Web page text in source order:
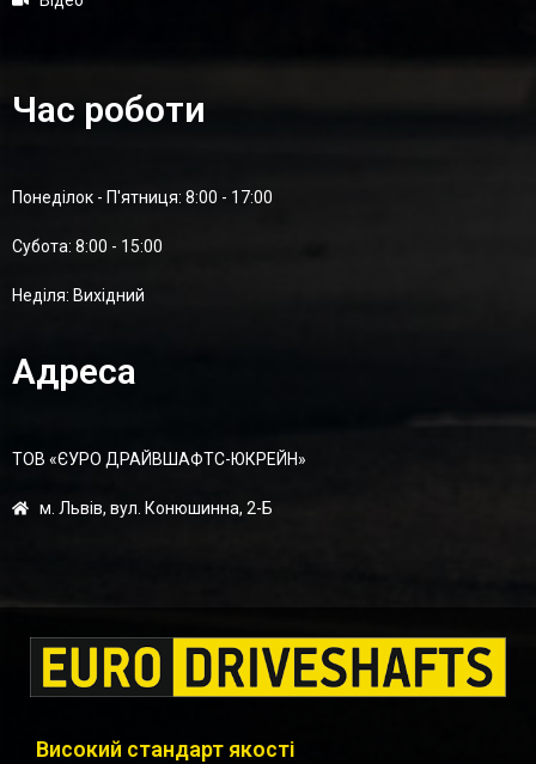
Час роботи
Понеділок - П'ятниця: 8:00 - 17:00
Суботa: 8:00 - 15:00
Неділя: Вихідний
Адреса
ТОВ «ЄУРО ДРАЙВШАФТC-ЮКРЕЙН»
м. Львів, вул. Конюшинна, 2-Б
Високий стандарт якості